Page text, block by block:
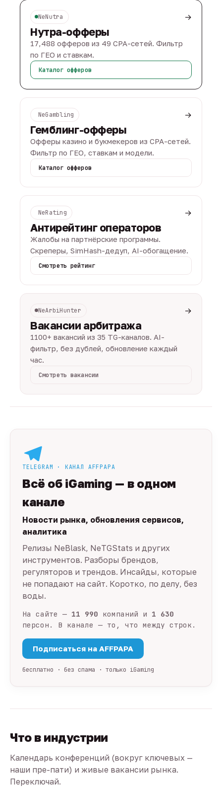
NeNutra →
Нутра-офферы
17,488 офферов из 49 CPA-сетей. Фильтр
по ГЕО и ставкам.
Каталог офферов
NeGambling →
Гемблинг-офферы
Офферы казино и букмекеров из CPA-сетей.
Фильтр по ГЕО, ставкам и модели.
Каталог офферов
NeRating →
Антирейтинг операторов
Жалобы на партнёрские программы.
Скреперы, SimHash-дедуп, AI-обогащение.
Смотреть рейтинг
NeArbiHunter →
Вакансии арбитража
1100+ вакансий из 35 TG-каналов. AI-
фильтр, без дублей, обновление каждый
час.
Смотреть вакансии
TELEGRAM · КАНАЛ AFFPAPA
Всё об iGaming — в одном
канале
Новости рынка, обновления сервисов,
аналитика
Релизы NeBlask, NeTGStats и других
инструментов. Разборы брендов,
регуляторов и трендов. Инсайды, которые
не попадают на сайт. Коротко, по делу, без
воды.
На сайте — 11 990 компаний и 1 630
персон. В канале — то, что между строк.
Подписаться на AFFPAPA
бесплатно · без спама · только iGaming
Что в индустрии
Календарь конференций (вокруг ключевых —
наши пре-пати) и живые вакансии рынка.
Переключай.